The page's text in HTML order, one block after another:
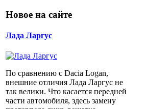
Новое на сайте
Лада Ларгус
По сравнению с Dacia Logan,
внешние отличия Лада Ларгус не
так велики. Что касается передней
части автомобиля, здесь замену